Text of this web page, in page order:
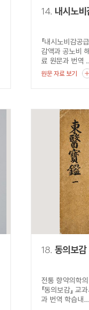
14. 내시노
『내시노비감공
감액과 공노비
료 원문과 번역
원문 자료 보기
18. 동의보감
전통 향약의학
『동의보감』 교
과 번역 학습내